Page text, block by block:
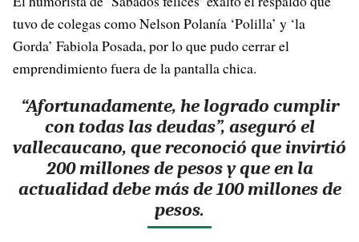
tuvo de colegas como Nelson Polanía ‘Polilla’ y ‘la
Gorda’ Fabiola Posada, por lo que pudo cerrar el
emprendimiento fuera de la pantalla chica.
“Afortunadamente, he logrado cumplir
con todas las deudas”, aseguró el
vallecaucano, que reconoció que invirtió
200 millones de pesos y que en la
actualidad debe más de 100 millones de
pesos.